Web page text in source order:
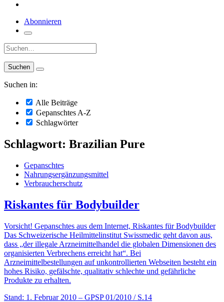
Abonnieren
Suche:
Suchen in:
Alle Beiträge
Gepanschtes A-Z
Schlagwörter
Schlagwort: Brazilian Pure
Gepanschtes
Nahrungsergänzungsmittel
Verbraucherschutz
Riskantes für Bodybuilder
Vorsicht! Gepanschtes aus dem Internet, Riskantes für Bodybuilder
Das Schweizerische Heilmittelinstitut Swissmedic geht davon aus,
dass „der illegale Arzneimittelhandel die globalen Dimensionen des
organisierten Verbrechens erreicht hat“. Bei
Arzneimittelbestellungen auf unkontrollierten Webseiten besteht ein
hohes Risiko, gefälschte, qualitativ schlechte und gefährliche
Produkte zu erhalten.
Stand: 1. Februar 2010 – GPSP 01/2010 / S.14